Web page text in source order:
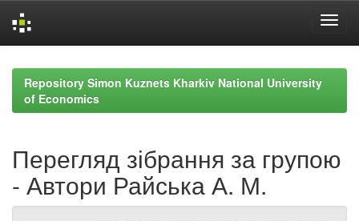
navigationRepository Simon Kuznets Kharkiv National University
of Economics
Перегляд зібрання за групою
- Автори Райська А. М.